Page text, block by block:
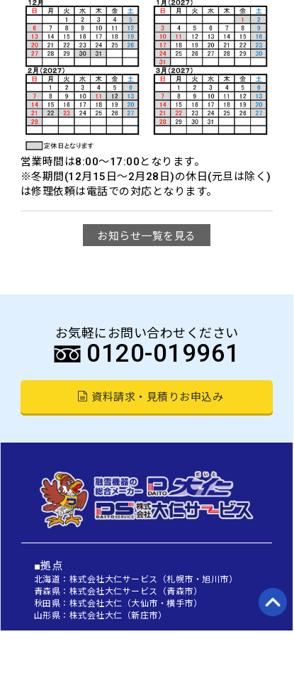
営業時間は8:00～17:00となります。
※冬期間(12月15日～2月28日)の休日(元旦は除く)
は修理依頼は電話での対応となります。
お知らせ一覧を見る
お気軽にお問い合わせください
0120-019961
資料請求・見積りお申込み
■拠点
北海道：株式会社大仁サービス（札幌市・旭川市）
青森県：株式会社大仁サービス（青森市）
秋田県：株式会社大仁（大仙市・横手市）
山形県：株式会社大仁（新庄市）